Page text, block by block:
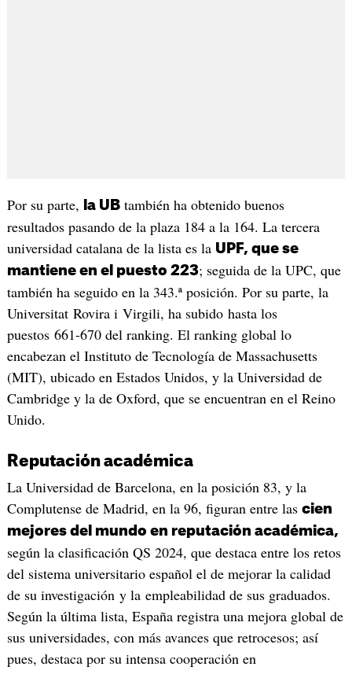
Por su parte, la UBtambién ha obtenido buenos
resultados pasando de la plaza 184 a la 164. La tercera
universidad catalana de la lista es la UPF, que se
mantiene en el puesto 223; seguida de la UPC, que
también ha seguido en la 343.ª posición. Por su parte, la
Universitat Rovira i Virgili, ha subido hasta los
puestos 661-670 del ranking. El ranking global lo
encabezan el Instituto de Tecnología de Massachusetts
(MIT), ubicado en Estados Unidos, y la Universidad de
Cambridge y la de Oxford, que se encuentran en el Reino
Unido.
Reputación académica
La Universidad de Barcelona, en la posición 83, y la
Complutense de Madrid, en la 96, figuran entre las cien
mejores del mundo en reputación académica,
según la clasificación QS 2024, que destaca entre los retos
del sistema universitario español el de mejorar la calidad
de su investigación y la empleabilidad de sus graduados.
Según la última lista, España registra una mejora global de
sus universidades, con más avances que retrocesos; así
pues, destaca por su intensa cooperación en